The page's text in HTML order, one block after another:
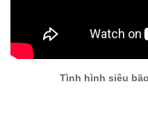
Tình hình siêu